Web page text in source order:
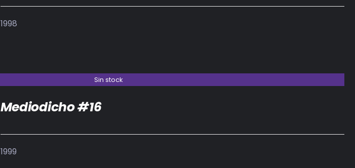
1998
Sin stock
Mediodicho #16
1999